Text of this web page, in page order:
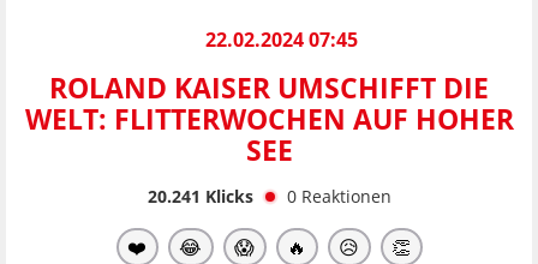
22.02.2024 07:45
ROLAND KAISER UMSCHIFFT DIE
WELT: FLITTERWOCHEN AUF HOHER
SEE
20.241 Klicks 0 Reaktionen
❤️ 😂 😱 🔥 😥 👏